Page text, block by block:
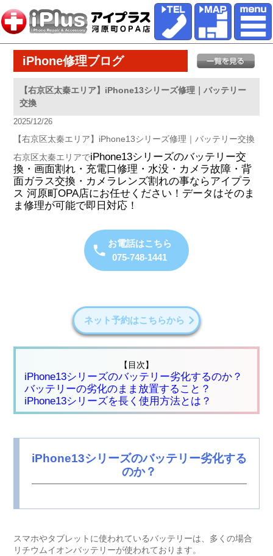
iPhone修理ブログ
【右京区太秦エリア】iPhone13シリーズ修理｜バッテリー
交換
2025/12/26
【右京区太秦エリア】iPhone13シリーズ修理｜バッテリー交換
右京区太秦エリアでiPhone13シリーズのバッテリー交
換・画面割れ・充電口修理・水没・カメラ故障・背
面ガラス交換・カメラレンズ割れの事ならアイプラ
ス 河原町OPA店にお任せください！データはそのま
ま修理が可能で即日対応！
お電話はこちら
075-748-1441
ネット予約はこちらから
【目次】
iPhone13シリーズのバッテリー劣化するのか？
バッテリーの劣化のまま放置すること？
iPhone13シリーズを長く使用方法とは？
iPhone13シリーズのバッテリー劣化する
のか？
スマホやタブレットに使われているバッテリーは、多くの場合
リチウムイオンバッテリーが使われております。